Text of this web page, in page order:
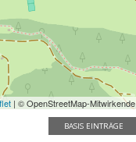
| © OpenStreetMap-Mitwirkende
BASIS EINTRÄGE